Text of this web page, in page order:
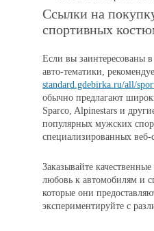
Ссылки на
спортивных
Если вы заинтересованы
авто-тематики,
standard.gdebirka.ru/all/
обычно предлагают
Sparco, Alpinestars и
популярных мужских
специализированных
Заказывайте
любовь к автомобилям и
которые они
экспериментируйте с